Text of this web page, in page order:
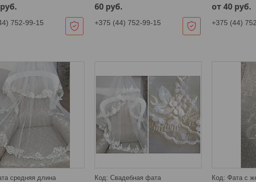
руб.
752-99-15
60 руб.
+375 (44) 752-99-15
от 40 руб.
+375 (44)
средняя длина Свадебная фата Фата с